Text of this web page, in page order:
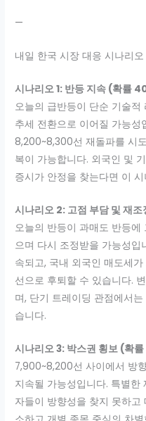
—
내일 한국 시장 대응 시나리오
시나리오 1: 반등 지속 (확률
오늘의 급반등이 단순 기술
추세 전환으로 이어질 가능성
8,200~8,300선 재돌파를 시
복이 가능합니다. 외국인 및
증시가 안정을 찾는다면 이
시나리오 2: 고점 부담 및 재
오늘의 반등이 과매도 반등
으며 다시 조정받을 가능성입
속되고, 국내 외국인 매도세
선으로 후퇴할 수 있습니다.
며, 단기 트레이딩 관점에서
습니다.
시나리오 3: 박스권 횡보 (확
7,900~8,200선 사이에서 방
지속될 가능성입니다. 특별
자들이 방향성을 찾지 못하